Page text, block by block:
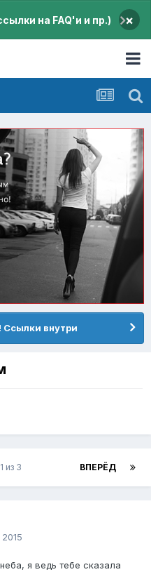
на FAQ'и и пр.) ×
Ссылки внутри
ВПЕРЁД
из 3
я ведь тебе сказала